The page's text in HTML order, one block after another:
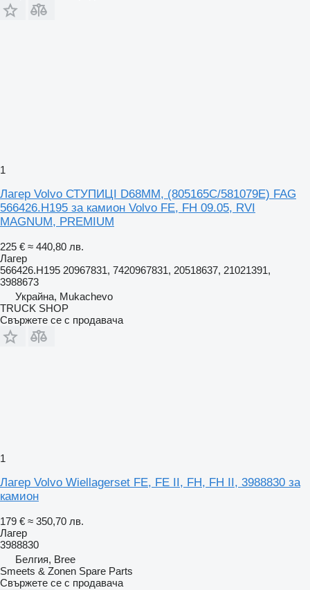
1
Лагер Volvo СТУПИЦІ D68MM, (805165C/581079E) FAG
566426.H195 за камион Volvo FE, FH 09.05, RVI
MAGNUM, PREMIUM
225 € ≈ 440,80 лв.
Лагер
566426.H195 20967831, 7420967831, 20518637, 21021391,
3988673
Украйна, Mukachevo
TRUCK SHOP
Свържете се с продавача
1
Лагер Volvo Wiellagerset FE, FE II, FH, FH II, 3988830 за
камион
179 € ≈ 350,70 лв.
Лагер
3988830
Белгия, Bree
Smeets & Zonen Spare Parts
Свържете се с продавача